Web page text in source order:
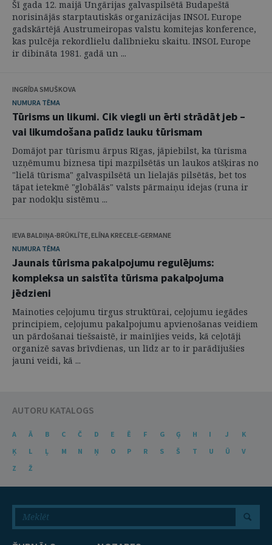
Šī gada 12. maijā Ungārijas galvaspilsētā Budapeštā
norisinājās starptautiskās organizācijas INSOL Europe
gadskārtējā Austrumeiropas valstu komitejas konference,
kas pulcēja rekordlielu dalībnieku skaitu. INSOL Europe
ir dibināta 1981. gadā un ...
INGRĪDA SMUŠKOVA
NUMURA TĒMA
Tūrisms un likumi. Cik viegli un ērti strādāt jeb –
vai likumdošana palīdz lauku tūrismam
Domājot par tūrismu ārpus Rīgas, jāpiebilst, ka tūrisma
uzņēmumu biznesa tipi mazpilsētās un laukos atšķiras no
"lielā tūrisma" galvaspilsētā un lielajās pilsētās, bet tos
tāpat ietekmē "globālās" valsts pārmaiņu idejas (runa ir
par nodokļu sistēmu ...
IEVA BALDIŅA-BRŪKLĪTE, ELĪNA KRECELE-GERMANE
NUMURA TĒMA
Jaunais tūrisma pakalpojumu regulējums:
kompleksa un saistīta tūrisma pakalpojuma
jēdzieni
Mainoties ceļojumu tirgus struktūrai, ceļojumu iegādes
principiem, ceļojumu pakalpojumu apvienošanas veidiem
un pārdošanai tiešsaistē, ir mainījies veids, kā ceļotāji
organizē savas brīvdienas, un līdz ar to ir parādījušies
jauni veidi, kā ...
AUTORU KATALOGS
A Ā B C Č D E Ē F G Ģ H I J
K
Ķ
L Ļ M N Ņ O P R S Š T U Ū
V
Z
Ž